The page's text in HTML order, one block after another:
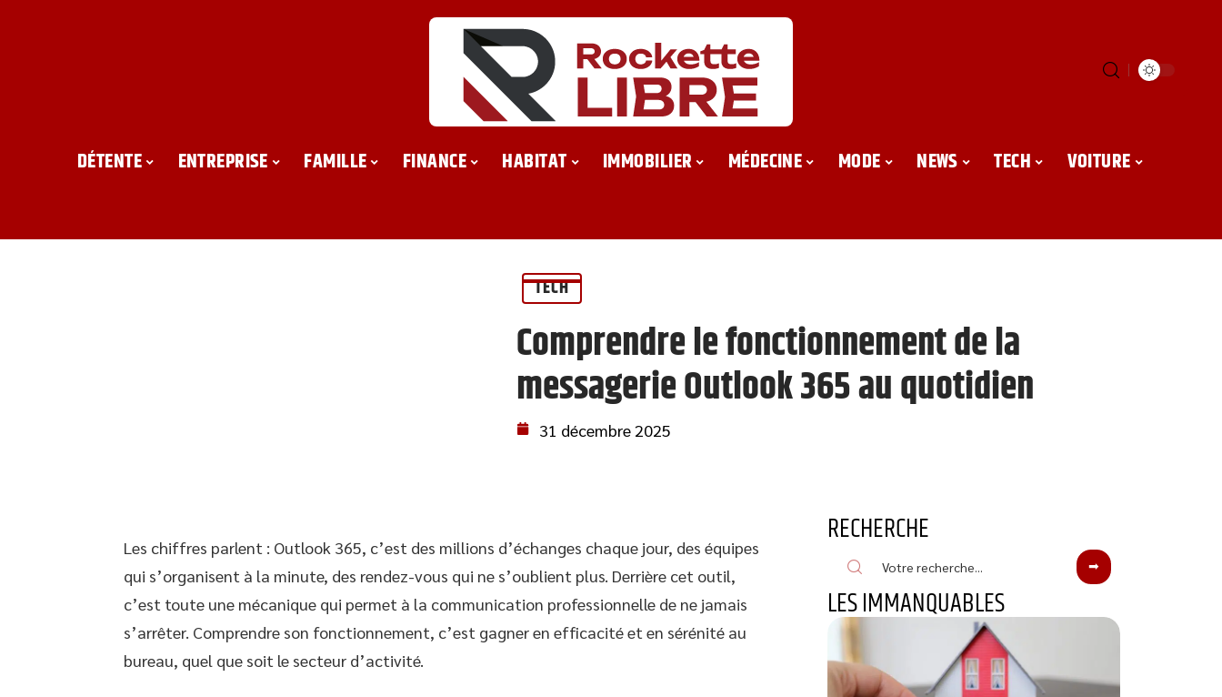
DÉTENTE ENTREPRISE FAMILLE FINANCE HABITAT IMMOBILIER MÉDECINE MODE NEWS TECH VOITURE
TECH
Comprendre le fonctionnement de la
messagerie Outlook 365 au quotidien
31 décembre 2025
Les chiffres parlent : Outlook 365, c’est des millions d’échanges chaque jour, des équipes
qui s’organisent à la minute, des rendez-vous qui ne s’oublient plus. Derrière cet outil,
c’est toute une mécanique qui permet à la communication professionnelle de ne jamais
s’arrêter. Comprendre son fonctionnement, c’est gagner en efficacité et en sérénité au
bureau, quel que soit le secteur d’activité.
RECHERCHE
LES IMMANQUABLES